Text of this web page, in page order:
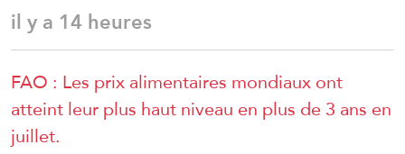
il y a 14 heures
FAO : Les prix alimentaires mondiaux ont
atteint leur plus haut niveau en plus de 3 ans en
juillet.